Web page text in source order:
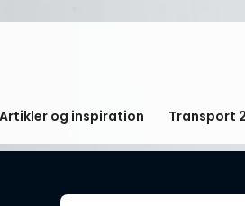
Artikler og inspiration Transport